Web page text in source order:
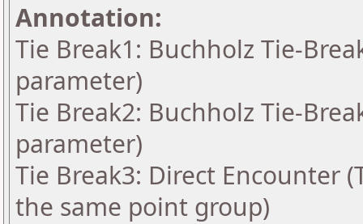
Annotation:
Tie Break1: Buchholz Tie-
parameter)
Tie Break2: Buchholz Tie-
parameter)
Tie Break3: Direct Encounter
the same point group)